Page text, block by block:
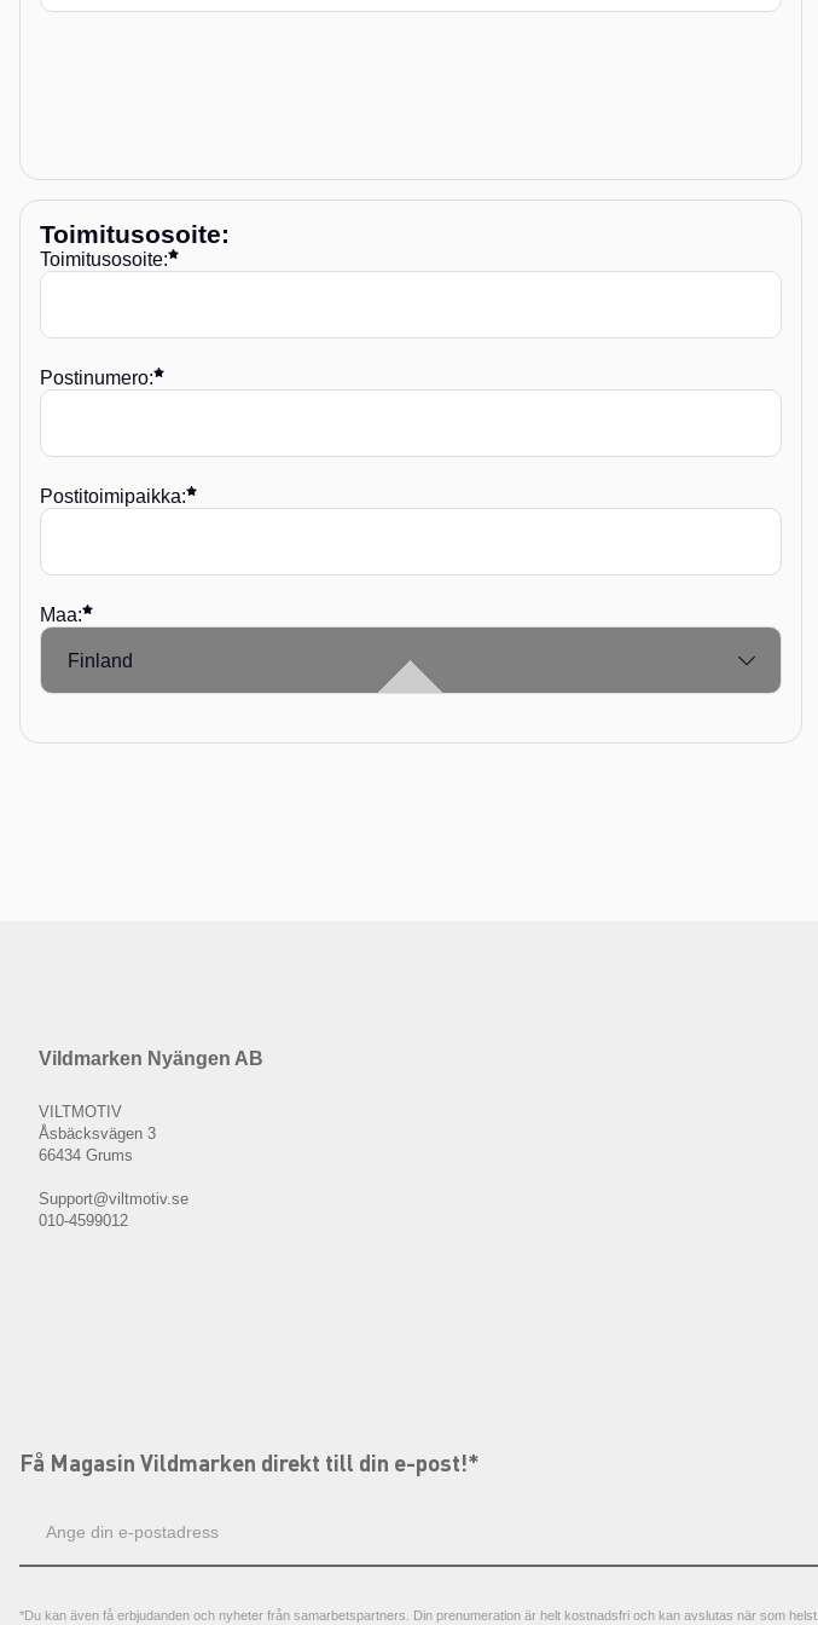
Toimitusosoite:
Toimitusosoite:
Postinumero:
Postitoimipaikka:
Maa:
Vildmarken Nyängen AB
VILTMOTIV
Åsbäcksvägen 3
66434 Grums
Support@viltmotiv.se
010-4599012
Få Magasin Vildmarken direkt till din e-post!*
postadress
*Du kan även få erbjudanden och nyheter från samarbetspartners. Din prenumeration är helt kostnadsfri och kan avslutas när som helst.